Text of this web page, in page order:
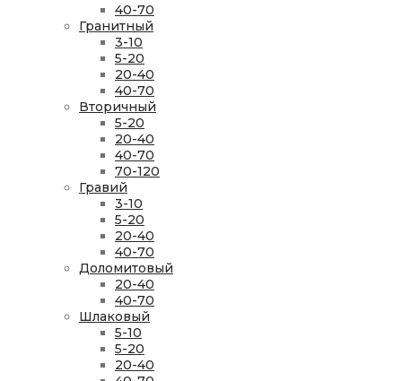
40-70
Гранитный
3-10
5-20
20-40
40-70
Вторичный
5-20
20-40
40-70
70-120
Гравий
3-10
5-20
20-40
40-70
Доломитовый
20-40
40-70
Шлаковый
5-10
5-20
20-40